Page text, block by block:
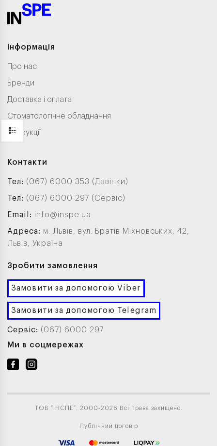
Інформація
Про нас
Бренди
Доставка і оплата
Стоматологічне обладнання
Інструкції
Контакти
Тел: (067) 6000 353 (Дзвінки)
Тел: (067) 6000 297 (Сервіс)
Email: info@inspe.ua
Адреса: м. Львів, вул. Братів Міхновських, 42,
Львів, Україна
Зробити замовлення
Замовити за допомогою Viber
Замовити за допомогою Telegram
Сервіс: (067) 6000 297
Ми в соцмережах
ТОВ “ІНСПЕ”. 2000-2026 Всі права захищено.
Публічний договір